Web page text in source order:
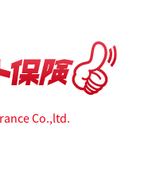
Co.,ltd.